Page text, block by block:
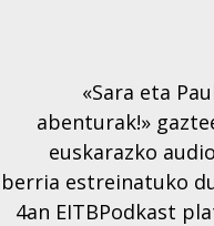
«Sara eta
abenturak!»
euskarazko
berria estreinatuko
4an EITBPodkast